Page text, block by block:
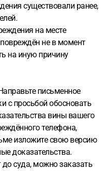
существовали ранее,
на месте
не в момент
на иную причину
письменное
с просьбой обосновать
вины вашего
телефона,
изложите свою версию
доказательства.
до суда, можно заказать